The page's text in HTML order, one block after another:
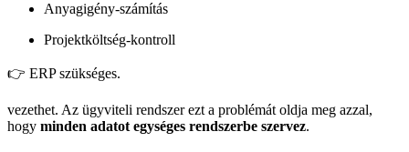
Anyagigény-számítás
Projektköltség-kontroll
👉 ERP szükséges.
vezethet. Az ügyviteli rendszer ezt a problémát oldja meg azzal,
hogy minden adatot egységes rendszerbe szervez.